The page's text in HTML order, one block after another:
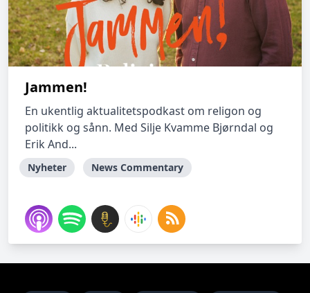
Jammen!
En ukentlig aktualitetspodkast om religon og
politikk og sånn. Med Silje Kvamme Bjørndal og
Erik And...
Nyheter News Commentary